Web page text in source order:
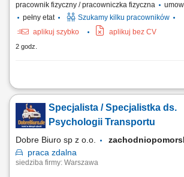
pracownik fizyczny / pracowniczka fizyczna
pełny etat
Szukamy kilku pracowników
aplikuj szybko
aplikuj bez CV
2 godz.
Zakres obowiązków: Realizacja prac
montażu prefabrykatów betonowych. Wsparcie prac
placu budowy. Wykonywanie zadań zgodnie z
Specjalista / Specjalistka ds.
Psychologii Transportu
Dobre Biuro sp z o.o.
praca zdalna
siedziba firmy: Warszawa